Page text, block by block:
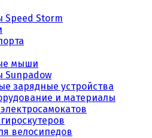
Speed Storm
мыши
Sunpadow
зарядные устройства
и материалы
велосипедов